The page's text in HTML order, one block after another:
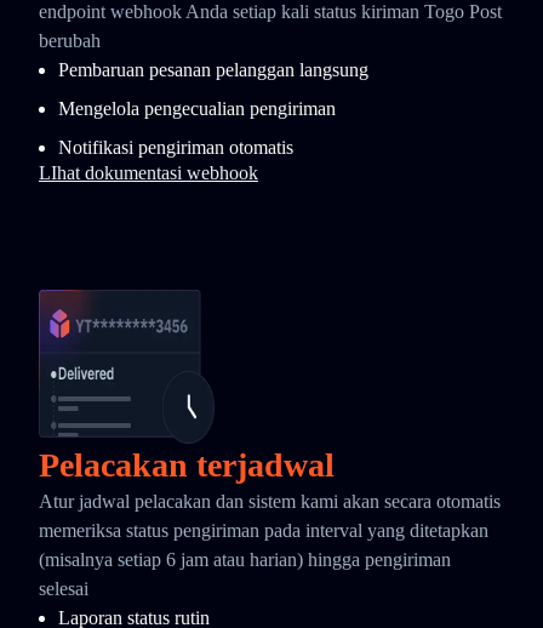
endpoint webhook Anda setiap kali status kiriman Togo Post
berubah
Pembaruan pesanan pelanggan langsung
Mengelola pengecualian pengiriman
Notifikasi pengiriman otomatis
LIhat dokumentasi webhook
Pelacakan terjadwal
Atur jadwal pelacakan dan sistem kami akan secara otomatis
memeriksa status pengiriman pada interval yang ditetapkan
(misalnya setiap 6 jam atau harian) hingga pengiriman
selesai
Laporan status rutin